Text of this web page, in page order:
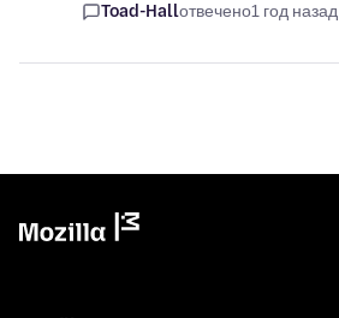
Toad-Hallотвечено1 год назад